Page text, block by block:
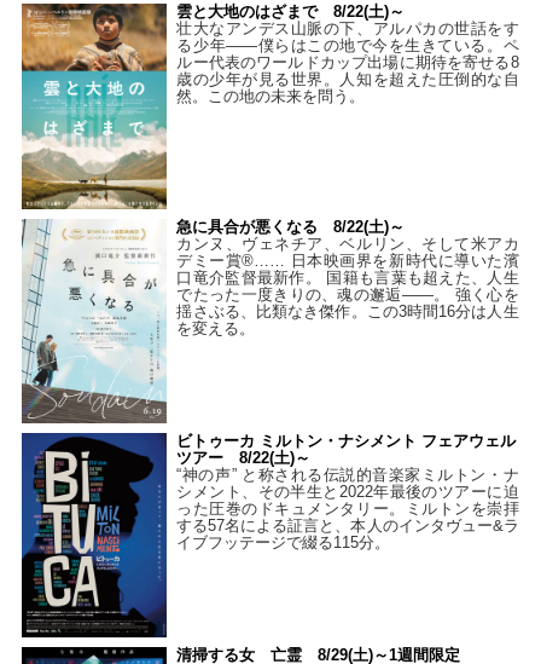
雲と大地のはざまで 8/22(土)～
壮大なアンデス山脈の下、アルパカの世話をす
る少年――僕らはこの地で今を生きている。ペ
ルー代表のワールドカップ出場に期待を寄せる8
歳の少年が見る世界。人知を超えた圧倒的な自
然。この地の未来を問う。
急に具合が悪くなる 8/22(土)～
カンヌ、ヴェネチア、ベルリン、そして米アカ
デミー賞®…… 日本映画界を新時代に導いた濱
口竜介監督最新作。 国籍も言葉も超えた、人生
でたった一度きりの、魂の邂逅――。 強く心を
揺さぶる、比類なき傑作。この3時間16分は人生
を変える。
ビトゥーカ ミルトン・ナシメント フェアウェル
ツアー 8/22(土)～
“神の声” と称される伝説的音楽家ミルトン・ナ
シメント、その半生と2022年最後のツアーに迫
った圧巻のドキュメンタリー。ミルトンを崇拝
する57名による証言と、本人のインタヴュー&ラ
イブフッテージで綴る115分。
清掃する女 亡霊 8/29(土)～1週間限定